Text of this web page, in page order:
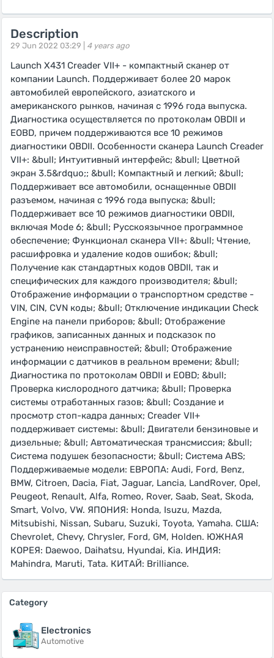
Description
29 Jun 2022 03:29 | 4 years ago
Launch X431 Creader VII+ - компактный сканер от
компании Launch. Поддерживает более 20 марок
автомобилей европейского, азиатского и
американского рынков, начиная с 1996 года выпуска.
Диагностика осуществляется по протоколам OBDII и
EOBD, причем поддерживаются все 10 режимов
диагностики OBDII. Особенности сканера Launch Creader
VII+: &bull; Интуитивный интерфейс; &bull; Цветной
экран 3.5&rdquo;; &bull; Компактный и легкий; &bull;
Поддерживает все автомобили, оснащенные OBDII
разъемом, начиная с 1996 года выпуска; &bull;
Поддерживает все 10 режимов диагностики OBDII,
включая Mode 6; &bull; Русскоязычное программное
обеспечение; Функционал сканера VII+: &bull; Чтение,
расшифровка и удаление кодов ошибок; &bull;
Получение как стандартных кодов OBDII, так и
специфических для каждого производителя; &bull;
Отображение информации о транспортном средстве -
VIN, CIN, CVN коды; &bull; Отключение индикации Check
Engine на панели приборов; &bull; Отображение
графиков, записанных данных и подсказок по
устранению неисправностей; &bull; Отображение
информации с датчиков в реальном времени; &bull;
Диагностика по протоколам OBDII и EOBD; &bull;
Проверка кислородного датчика; &bull; Проверка
системы отработанных газов; &bull; Создание и
просмотр стоп-кадра данных; Creader VII+
поддерживает системы: &bull; Двигатели бензиновые и
дизельные; &bull; Автоматическая трансмиссия; &bull;
Система подушек безопасности; &bull; Система ABS;
Поддерживаемые модели: ЕВРОПА: Audi, Ford, Benz,
BMW, Citroen, Dacia, Fiat, Jaguar, Lancia, LandRover, Opel,
Peugeot, Renault, Alfa, Romeo, Rover, Saab, Seat, Skoda,
Smart, Volvo, VW. ЯПОНИЯ: Honda, Isuzu, Mazda,
Mitsubishi, Nissan, Subaru, Suzuki, Toyota, Yamaha. США:
Chevrolet, Chevy, Chrysler, Ford, GM, Holden. ЮЖНАЯ
КОРЕЯ: Daewoo, Daihatsu, Hyundai, Kia. ИНДИЯ:
Mahindra, Maruti, Tata. КИТАЙ: Brilliance.
Category
Electronics
Automotive